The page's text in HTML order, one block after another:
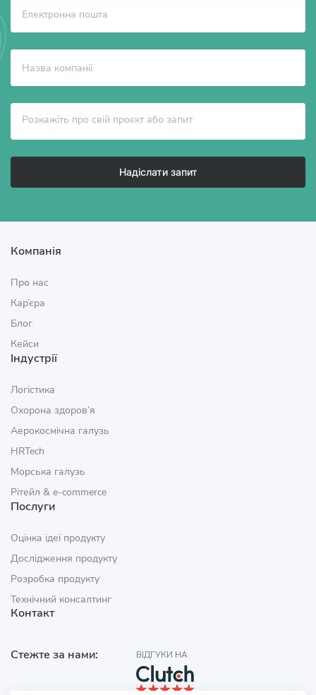
Надіслати запит
Компанія
Про нас
Кар’єра
Блог
Кейси
Індустрії
Логістика
Охорона здоров’я
Аерокосмічна галузь
HRTech
Морська галузь
Рітейл & e‑commerce
Послуги
Оцінка ідеї продукту
Дослідження продукту
Розробка продукту
Технічний консалтинг
Контакт
Стежте за нами: ВІДГУКИ НА